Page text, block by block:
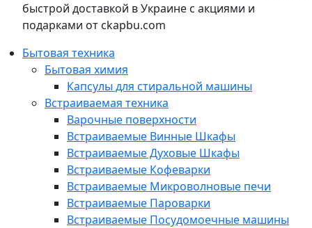
быстрой доставкой в Украине с акциями и
подарками от ckapbu.com
Бытовая техника
Бытовая химия
Капсулы для стиральной машины
Встраиваемая техника
Варочные поверхности
Встраиваемые Винные Шкафы
Встраиваемые Духовые Шкафы
Встраиваемые Кофеварки
Встраиваемые Микроволновые печи
Встраиваемые Пароварки
Встраиваемые Посудомоечные машины